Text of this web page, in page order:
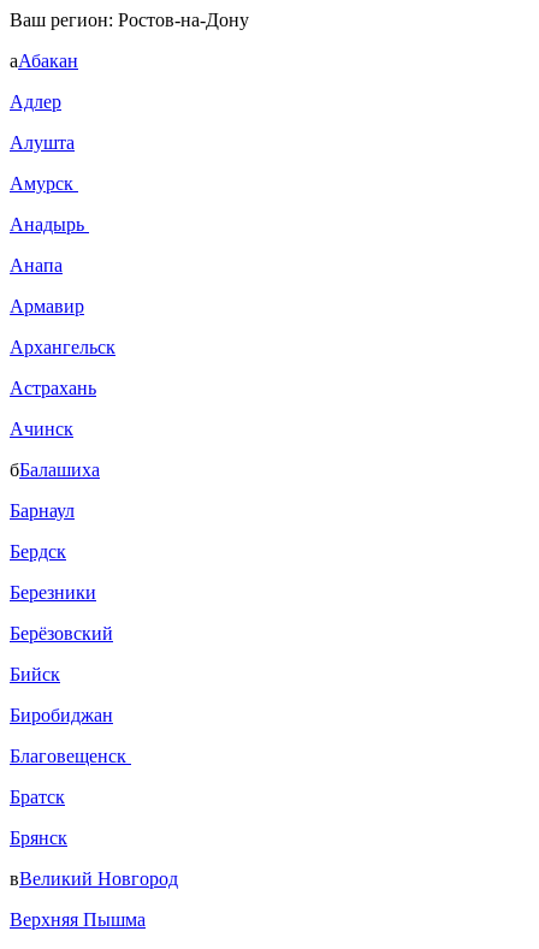
Ваш регион: Ростов-на-Дону
аАбакан
Адлер
Алушта
Амурск
Анадырь
Анапа
Армавир
Архангельск
Астрахань
Ачинск
бБалашиха
Барнаул
Бердск
Березники
Берёзовский
Бийск
Биробиджан
Благовещенск
Братск
Брянск
вВеликий Новгород
Верхняя Пышма